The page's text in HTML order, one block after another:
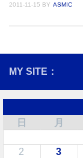
2011-11-15 BY ASMIC
MY SITE：
日
月
2
3